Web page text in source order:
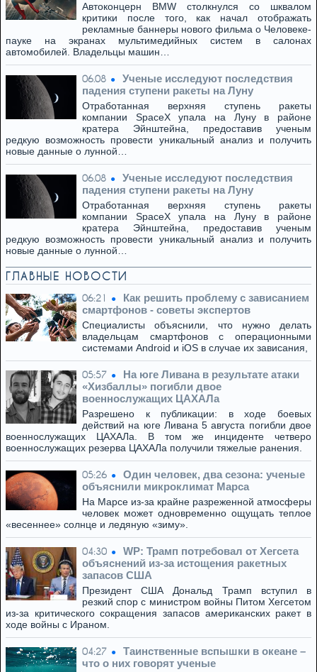
Автоконцерн BMW столкнулся со шквалом
критики после того, как начал отображать
рекламные баннеры нового фильма о Человеке-
пауке на экранах мультимедийных систем в салонах
автомобилей. Владельцы машин…
06.08
Ученые исследуют последствия
падения ступени ракеты на Луну
Отработанная верхняя ступень ракеты
компании SpaceX упала на Луну в районе
кратера Эйнштейна, предоставив ученым
редкую возможность провести уникальный анализ и получить
новые данные о лунной…
06.08
Ученые исследуют последствия
падения ступени ракеты на Луну
Отработанная верхняя ступень ракеты
компании SpaceX упала на Луну в районе
кратера Эйнштейна, предоставив ученым
редкую возможность провести уникальный анализ и получить
новые данные о лунной…
ГЛАВНЫЕ НОВОСТИ
06:21
Как решить проблему с зависанием
смартфонов - советы экспертов
Специалисты объяснили, что нужно делать
владельцам смартфонов с операционными
системами Android и iOS в случае их зависания,
05:57
На юге Ливана в результате атаки
«Хизбаллы» погибли двое
военнослужащих ЦАХАЛа
Разрешено к публикации: в ходе боевых
действий на юге Ливана 5 августа погибли двое
военнослужащих ЦАХАЛа. В том же инциденте четверо
военнослужащих резерва ЦАХАЛа получили тяжелые ранения.
05:26
Один человек, два сезона: ученые
объяснили микроклимат Марса
На Марсе из-за крайне разреженной атмосферы
человек может одновременно ощущать теплое
«весеннее» солнце и ледяную «зиму».
04:30
WP: Трамп потребовал от Хегсета
объяснений из-за истощения ракетных
запасов США
Президент США Дональд Трамп вступил в
резкий спор с министром войны Питом Хегсетом
из-за критического сокращения запасов американских ракет в
ходе войны с Ираном.
04:27
Таинственные вспышки в океане –
что о них говорят ученые